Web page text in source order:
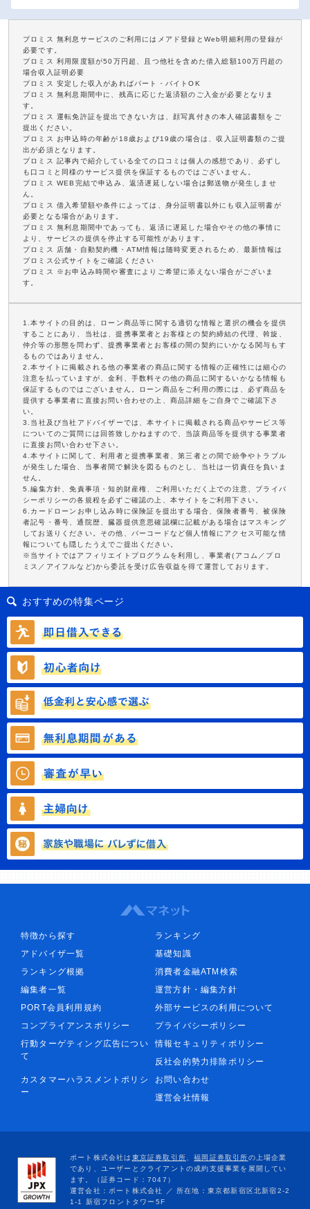
プロミス 無利息サービスのご利用にはメアド登録とWeb明細利用の登録が
必要です。
プロミス 利用限度額が50万円超、且つ他社を含めた借入総額100万円超の
場合収入証明必要
プロミス 安定した収入があればパート・バイトOK
プロミス 無利息期間中に、残高に応じた返済額のご入金が必要となりま
す。
プロミス 運転免許証を提出できない方は、顔写真付きの本人確認書類をご
提出ください。
プロミス お申込時の年齢が18歳および19歳の場合は、収入証明書類のご提
出が必須となります。
プロミス 記事内で紹介している全ての口コミは個人の感想であり、必ずし
も口コミと同様のサービス提供を保証するものではございません。
プロミス WEB完結で申込み、返済遅延しない場合は郵送物が発生しませ
ん。
プロミス 借入希望額や条件によっては、身分証明書以外にも収入証明書が
必要となる場合があります。
プロミス 無利息期間中であっても、返済に遅延した場合やその他の事情に
より、サービスの提供を停止する可能性があります。
プロミス 店舗・自動契約機・ATM情報は随時変更されるため、最新情報は
プロミス公式サイトをご確認ください
プロミス ※お申込み時間や審査によりご希望に添えない場合がございま
す。
1.本サイトの目的は、ローン商品等に関する適切な情報と選択の機会を提供
することにあり、当社は、提携事業者とお客様との契約締結の代理、斡旋、
仲介等の形態を問わず、提携事業者とお客様の間の契約にいかなる関与もす
るものではありません。
2.本サイトに掲載される他の事業者の商品に関する情報の正確性には細心の
注意を払っていますが、金利、手数料その他の商品に関するいかなる情報も
保証するものではございません。ローン商品をご利用の際には、必ず商品を
提供する事業者に直接お問い合わせの上、商品詳細をご自身でご確認下さ
い。
3.当社及び当社アドバイザーでは、本サイトに掲載される商品やサービス等
についてのご質問には回答致しかねますので、当該商品等を提供する事業者
に直接お問い合わせ下さい。
4.本サイトに関して、利用者と提携事業者、第三者との間で紛争やトラブル
が発生した場合、当事者間で解決を図るものとし、当社は一切責任を負いま
せん。
5.編集方針、免責事項・知的財産権、ご利用いただく上での注意、プライバ
シーポリシーの各規程を必ずご確認の上、本サイトをご利用下さい。
6.カードローンお申し込み時に保険証を提出する場合、保険者番号、被保険
者記号・番号、通院歴、臓器提供意思確認欄に記載がある場合はマスキング
してお送りください。その他、バーコードなど個人情報にアクセス可能な情
報についても隠したうえでご提出ください。
※当サイトではアフィリエイトプログラムを利用し、事業者(アコム／プロ
ミス／アイフルなど)から委託を受け広告収益を得て運営しております。
おすすめの特集ページ
特徴から探す
ランキング
アドバイザ一覧
基礎知識
ランキング根拠
消費者金融ATM検索
編集者一覧
運営方針・編集方針
PORT会員利用規約
外部サービスの利用について
コンプライアンスポリシー
プライバシーポリシー
行動ターゲティング広告につい
て
情報セキュリティポリシー
反社会的勢力排除ポリシー
カスタマーハラスメントポリシ
ー
お問い合わせ
運営会社情報